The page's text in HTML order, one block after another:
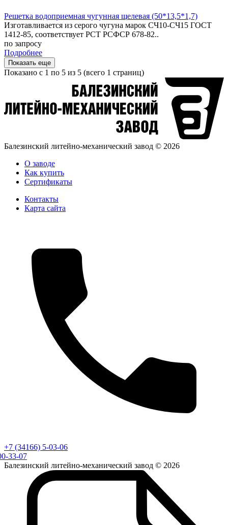
Решетка водоприемная чугунная щелевая (50*13,5*1,7)
Изготавливается из серого чугуна марок СЧ10-СЧ15 ГОСТ
1412-85, соответствует РСТ РСФСР 678-82..
по запросу
Подробнее
Показать еще
Показано с 1 по 5 из 5 (всего 1 страниц)
Балезинский литейно-механический завод © 2026
О заводе
Как купить
Сертификаты
Контакты
Карта сайта
+7 (34166) 5-03-06
33-07
Балезинский литейно-механический завод © 2026